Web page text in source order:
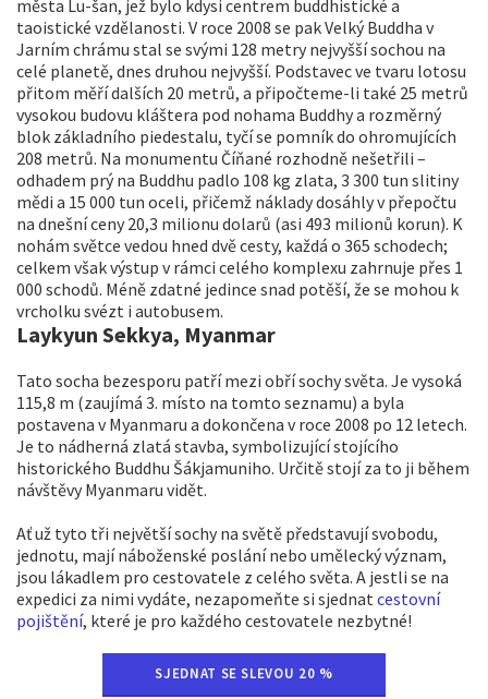
města Lu-šan, jež bylo kdysi centrem buddhistické a
taoistické vzdělanosti. V roce 2008 se pak Velký Buddha v
Jarním chrámu stal se svými 128 metry nejvyšší sochou na
celé planetě, dnes druhou nejvyšší. Podstavec ve tvaru lotosu
přitom měří dalších 20 metrů, a připočteme-li také 25 metrů
vysokou budovu kláštera pod nohama Buddhy a rozměrný
blok základního piedestalu, tyčí se pomník do ohromujících
208 metrů. Na monumentu Číňané rozhodně nešetřili –
odhadem prý na Buddhu padlo 108 kg zlata, 3 300 tun slitiny
mědi a 15 000 tun oceli, přičemž náklady dosáhly v přepočtu
na dnešní ceny 20,3 milionu dolarů (asi 493 milionů korun). K
nohám světce vedou hned dvě cesty, každá o 365 schodech;
celkem však výstup v rámci celého komplexu zahrnuje přes 1
000 schodů. Méně zdatné jedince snad potěší, že se mohou k
vrcholku svézt i autobusem.
Laykyun Sekkya, Myanmar
Tato socha bezesporu patří mezi obří sochy světa. Je vysoká
115,8 m (zaujímá 3. místo na tomto seznamu) a byla
postavena v Myanmaru a dokončena v roce 2008 po 12 letech.
Je to nádherná zlatá stavba, symbolizující stojícího
historického Buddhu Šákjamuniho. Určitě stojí za to ji během
návštěvy Myanmaru vidět.
Ať už tyto tři největší sochy na světě představují svobodu,
jednotu, mají náboženské poslání nebo umělecký význam,
jsou lákadlem pro cestovatele z celého světa. A jestli se na
expedici za nimi vydáte, nezapomeňte si sjednat cestovní
pojištění, které je pro každého cestovatele nezbytné!
SJEDNAT SE SLEVOU 20 %